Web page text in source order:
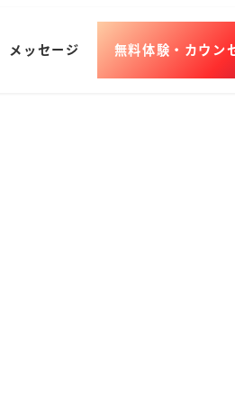
メッセージ 無料体験・カウン